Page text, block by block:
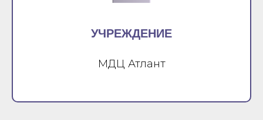
УЧРЕЖДЕНИЕ
МДЦ Атлант